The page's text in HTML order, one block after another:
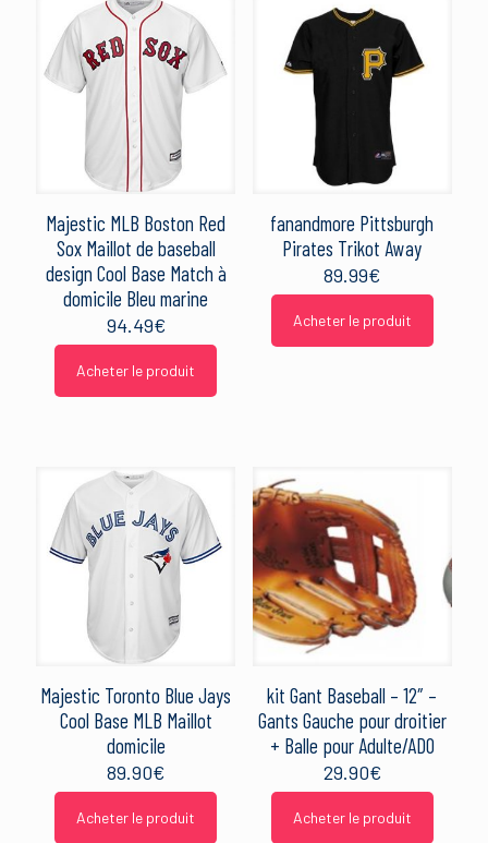
Majestic MLB Boston Red
Sox Maillot de baseball
design Cool Base Match à
domicile Bleu marine
94.49€
Acheter le produit
fanandmore Pittsburgh
Pirates Trikot Away
89.99€
Acheter le produit
Majestic Toronto Blue Jays
Cool Base MLB Maillot
domicile
89.90€
Acheter le produit
kit Gant Baseball – 12″ –
Gants Gauche pour droitier
+ Balle pour Adulte/ADO
29.90€
Acheter le produit